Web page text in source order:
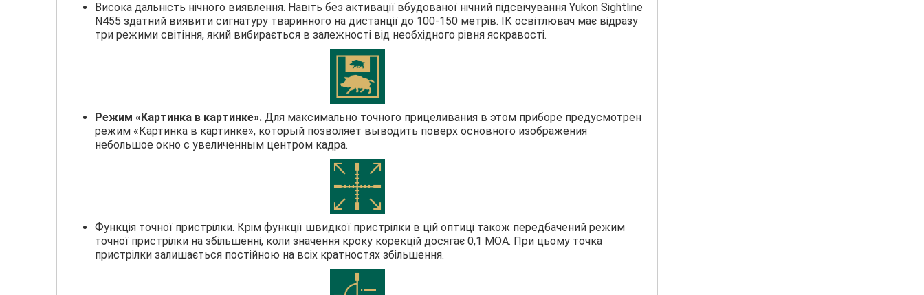
Висока дальність нічного виявлення. Навіть без активації вбудованої нічний підсвічування Yukon Sightline
N455 здатний виявити сигнатуру тваринного на дистанції до 100-150 метрів. ІК освітлювач має відразу
три режими світіння, який вибирається в залежності від необхідного рівня яскравості.
Режим «Картинка в картинке». Для максимально точного прицеливания в этом приборе предусмотрен
режим «Картинка в картинке», который позволяет выводить поверх основного изображения
небольшое окно с увеличенным центром кадра.
Функція точної пристрілки. Крім функції швидкої пристрілки в цій оптиці також передбачений режим
точної пристрілки на збільшенні, коли значення кроку корекцій досягає 0,1 MOA. При цьому точка
пристрілки залишається постійною на всіх кратностях збільшення.